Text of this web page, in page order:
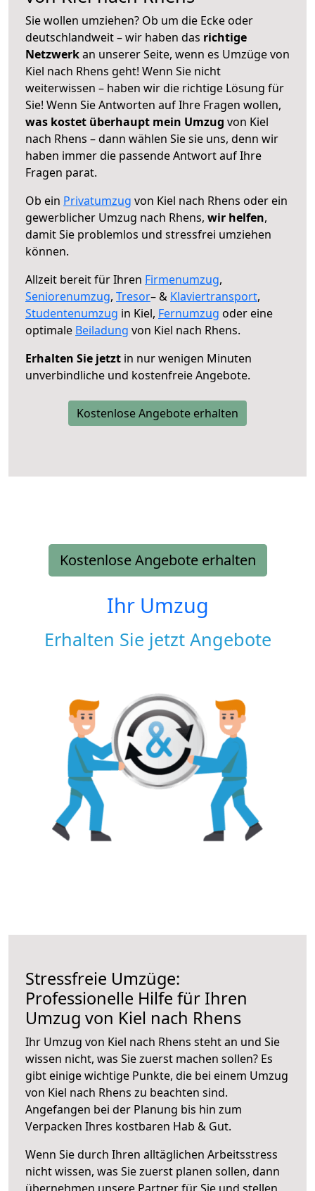
Sie wollen umziehen? Ob um die Ecke oder
deutschlandweit – wir haben das richtige
Netzwerkan unserer Seite, wenn es Umzüge von
Kiel nach Rhens geht! Wenn Sie nicht
weiterwissen – haben wir die richtige Lösung für
Sie! Wenn Sie Antworten auf Ihre Fragen wollen,
was kostet überhaupt mein Umzug von Kiel
nach Rhens – dann wählen Sie sie uns, denn wir
haben immer die passende Antwort auf Ihre
Fragen parat.
Ob ein Privatumzug von Kiel nach Rhens oder ein
gewerblicher Umzug nach Rhens, wir helfen,
damit Sie problemlos und stressfrei umziehen
können.
Allzeit bereit für Ihren Firmenumzug,
Seniorenumzug, Tresor– & Klaviertransport,
Studentenumzug in Kiel, Fernumzug oder eine
optimale Beiladung von Kiel nach Rhens.
Erhalten Sie jetzt in nur wenigen Minuten
unverbindliche und kostenfreie Angebote.
Kostenlose Angebote erhalten
Kostenlose Angebote erhalten
Ihr Umzug
Erhalten Sie jetzt Angebote
Stressfreie Umzüge:
Professionelle Hilfe für Ihren
Umzug von Kiel nach Rhens
Ihr Umzug von Kiel nach Rhens steht an und Sie
wissen nicht, was Sie zuerst machen sollen? Es
gibt einige wichtige Punkte, die bei einem Umzug
von Kiel nach Rhens zu beachten sind.
Angefangen bei der Planung bis hin zum
Verpacken Ihres kostbaren Hab & Gut.
Wenn Sie durch Ihren alltäglichen Arbeitsstress
nicht wissen, was Sie zuerst planen sollen, dann